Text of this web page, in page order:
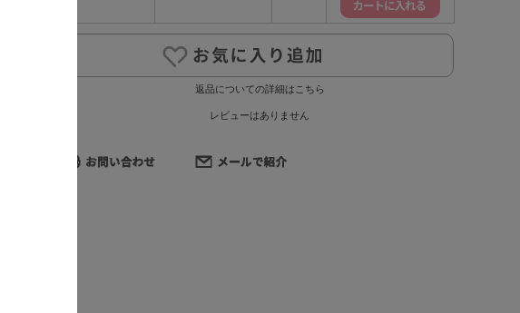
返品についての詳細はこちら
レビューはありません